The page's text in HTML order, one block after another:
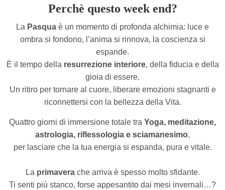
Perchè questo week end?
La Pasqua è un momento di profonda alchimia: luce e
ombra si fondono, l’anima si rinnova, la coscienza si
espande.
È il tempo della resurrezione interiore, della fiducia e della
gioia di essere.
Un ritiro per tornare al cuore, liberare emozioni stagnanti e
riconnettersi con la bellezza della Vita.
Quattro giorni di immersione totale tra Yoga, meditazione,
astrologia, riflessologia e sciamanesimo,
per lasciare che la tua energia si espanda, pura e vitale.
La primaverache arriva è spesso molto sfidante.
Ti senti più stanco, forse appesantito dai mesi invernali…?